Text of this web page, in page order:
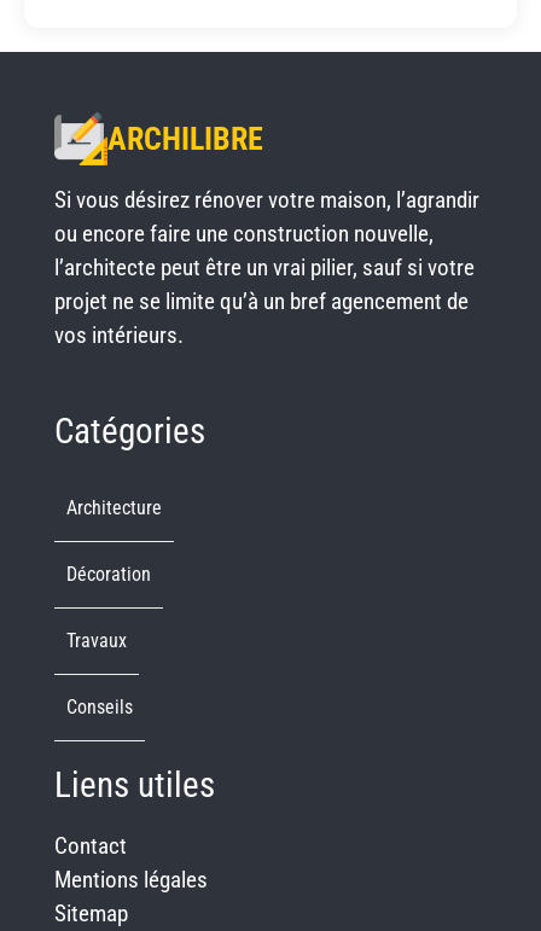
ARCHILIBRE
Si vous désirez rénover votre maison, l’agrandir
ou encore faire une construction nouvelle,
l’architecte peut être un vrai pilier, sauf si votre
projet ne se limite qu’à un bref agencement de
vos intérieurs.
Catégories
Architecture
Décoration
Travaux
Conseils
Liens utiles
Contact
Mentions légales
Sitemap